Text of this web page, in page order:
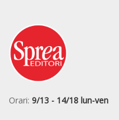
Orari: 9/13 - 14/18 lun-ven